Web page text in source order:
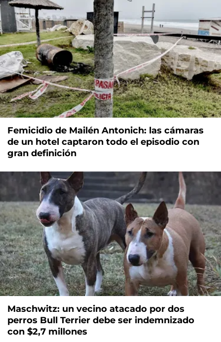
Femicidio de Mailén Antonich: las cámaras
de un hotel captaron todo el episodio con
gran definición
Maschwitz: un vecino atacado por dos
perros Bull Terrier debe ser indemnizado
con $2,7 millones